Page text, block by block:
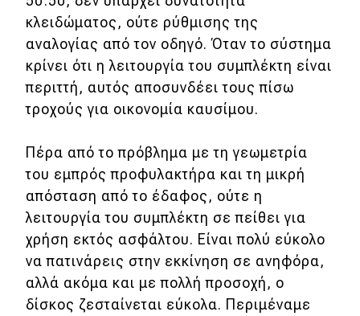
κλειδώματος, ούτε ρύθμισης της
αναλογίας από τον οδηγό. Όταν το σύστημα
κρίνει ότι η λειτουργία του συμπλέκτη είναι
περιττή, αυτός αποσυνδέει τους πίσω
τροχούς για οικονομία καυσίμου.
Πέρα από το πρόβλημα με τη γεωμετρία
του εμπρός προφυλακτήρα και τη μικρή
απόσταση από το έδαφος, ούτε η
λειτουργία του συμπλέκτη σε πείθει για
χρήση εκτός ασφάλτου. Είναι πολύ εύκολο
να πατινάρεις στην εκκίνηση σε ανηφόρα,
αλλά ακόμα και με πολλή προσοχή, ο
δίσκος ζεσταίνεται εύκολα. Περιμέναμε